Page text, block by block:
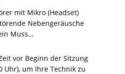
mit Mikro (Headset)
Nebengeräusche
Muss…
vor Beginn der Sitzung
Uhr), um Ihre Technik zu